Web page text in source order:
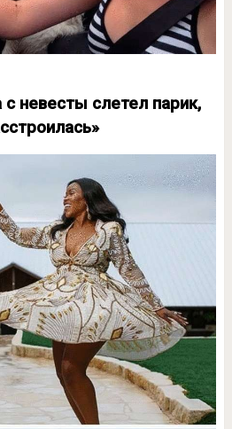
невесты слетел парик,